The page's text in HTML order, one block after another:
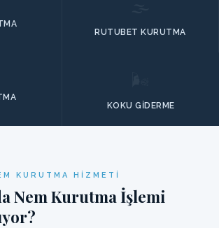
RUTUBET KURUTMA
KOKU GIDERME
KURUTMA HIZMETI
Nem Kurutma İşlemi